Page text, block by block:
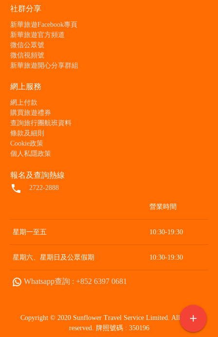
add
社群分享
新華旅遊Facebook專頁
新華旅遊官方頻道
微信公眾號
微信視頻號
新華旅遊開心分享群組
網上服務
網上付款
購買旅遊禮券
查詢旅行團航班資料
條款及細則
Cookie政策
個人私隱政策
報名及查詢熱線
local_phone 2722-2888
營業時間
星期一至五 10:30-19:30
星期六、星期日及公眾假期 10:30-19:30
Whatsapp查詢 : +852 6397 0681
Copyright © 2020 Sunflower Travel Service Limited. All rights
reserved. 牌照號碼 : 350196